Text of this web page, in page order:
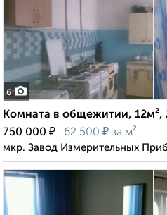
6
Комната в общежитии, 12м²,
750 000 ₽ 62 500 ₽ за м²
мкр. Завод Измерительных